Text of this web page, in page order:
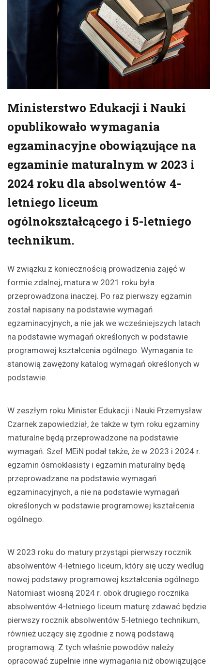
Ministerstwo Edukacji i Nauki
opublikowało wymagania
egzaminacyjne obowiązujące na
egzaminie maturalnym w 2023 i
2024 roku dla absolwentów 4-
letniego liceum
ogólnokształcącego i 5-letniego
technikum.
W związku z koniecznością prowadzenia zajęć w
formie zdalnej, matura w 2021 roku była
przeprowadzona inaczej. Po raz pierwszy egzamin
został napisany na podstawie wymagań
egzaminacyjnych, a nie jak we wcześniejszych latach
na podstawie wymagań określonych w podstawie
programowej kształcenia ogólnego. Wymagania te
stanowią zawężony katalog wymagań określonych w
podstawie.
W zeszłym roku Minister Edukacji i Nauki Przemysław
Czarnek zapowiedział, że także w tym roku egzaminy
maturalne będą przeprowadzone na podstawie
wymagań. Szef MEiN podał także, że w 2023 i 2024 r.
egzamin ósmoklasisty i egzamin maturalny będą
przeprowadzane na podstawie wymagań
egzaminacyjnych, a nie na podstawie wymagań
określonych w podstawie programowej kształcenia
ogólnego.
W 2023 roku do matury przystąpi pierwszy rocznik
absolwentów 4-letniego liceum, który się uczy według
nowej podstawy programowej kształcenia ogólnego.
Natomiast wiosną 2024 r. obok drugiego rocznika
absolwentów 4-letniego liceum maturę zdawać będzie
pierwszy rocznik absolwentów 5-letniego technikum,
również uczący się zgodnie z nową podstawą
programową. Z tych właśnie powodów należy
opracować zupełnie inne wymagania niż obowiązujące